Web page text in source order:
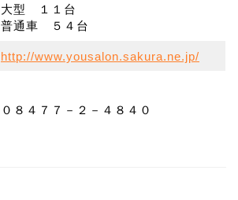
大型 １１台
普通車 ５４台
http://www.yousalon.sakura.ne.jp/
０８４７７－２－４８４０